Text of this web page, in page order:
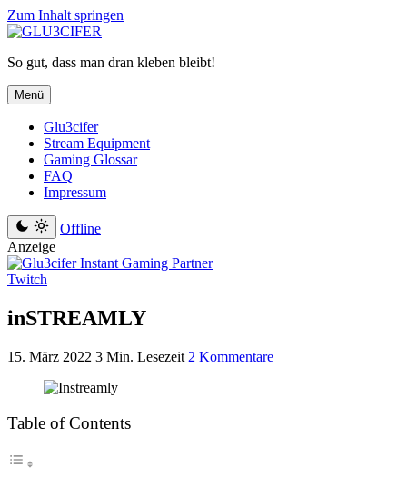
Zum Inhalt springen
So gut, dass man dran kleben bleibt!
Menü
Glu3cifer
Stream Equipment
Gaming Glossar
FAQ
Impressum
Offline
Anzeige
Twitch
inSTREAMLY
15. März 2022 3 Min. Lesezeit 2 Kommentare
Table of Contents